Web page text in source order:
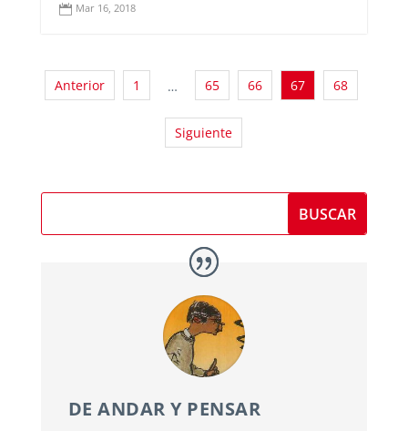
 Mar 16, 2018
Anterior 1 … 65 66 67 68
Siguiente
DE ANDAR Y PENSAR